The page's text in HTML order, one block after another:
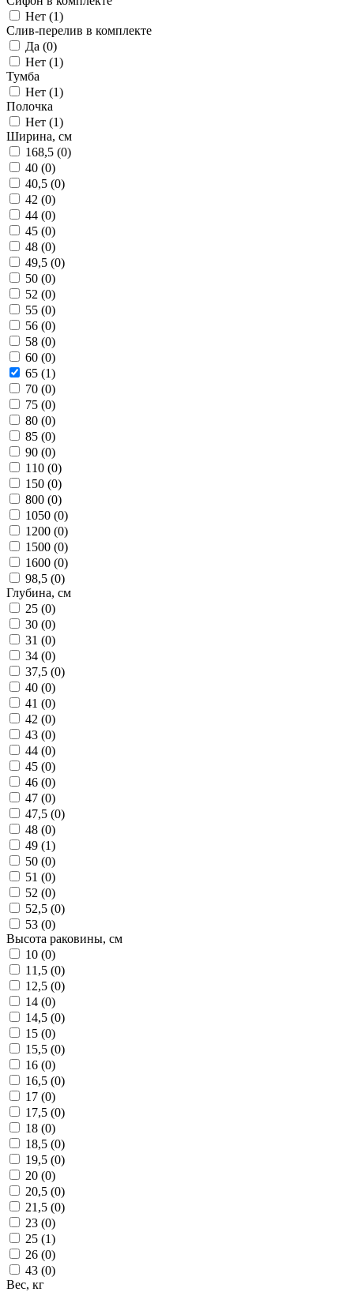
Нет (1)
Слив-перелив в комплекте
Да (0)
Нет (1)
Тумба
Нет (1)
Полочка
Нет (1)
Ширина, см
168,5 (0)
40 (0)
40,5 (0)
42 (0)
44 (0)
45 (0)
48 (0)
49,5 (0)
50 (0)
52 (0)
55 (0)
56 (0)
58 (0)
60 (0)
65 (1)
70 (0)
75 (0)
80 (0)
85 (0)
90 (0)
110 (0)
150 (0)
800 (0)
1050 (0)
1200 (0)
1500 (0)
1600 (0)
98,5 (0)
Глубина, см
25 (0)
30 (0)
31 (0)
34 (0)
37,5 (0)
40 (0)
41 (0)
42 (0)
43 (0)
44 (0)
45 (0)
46 (0)
47 (0)
47,5 (0)
48 (0)
49 (1)
50 (0)
51 (0)
52 (0)
52,5 (0)
53 (0)
Высота раковины, см
10 (0)
11,5 (0)
12,5 (0)
14 (0)
14,5 (0)
15 (0)
15,5 (0)
16 (0)
16,5 (0)
17 (0)
17,5 (0)
18 (0)
18,5 (0)
19,5 (0)
20 (0)
20,5 (0)
21,5 (0)
23 (0)
25 (1)
26 (0)
43 (0)
Вес, кг